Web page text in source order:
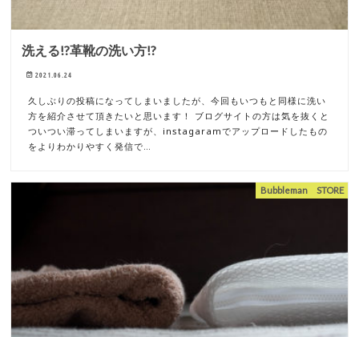
洗える!?革靴の洗い方!?
2021.06.24
久しぶりの投稿になってしまいましたが、今回もいつもと同様に洗い
方を紹介させて頂きたいと思います！ ブログサイトの方は気を抜くと
ついつい滞ってしまいますが、instagaramでアップロードしたもの
をよりわかりやすく発信で…
Bubbleman STORE